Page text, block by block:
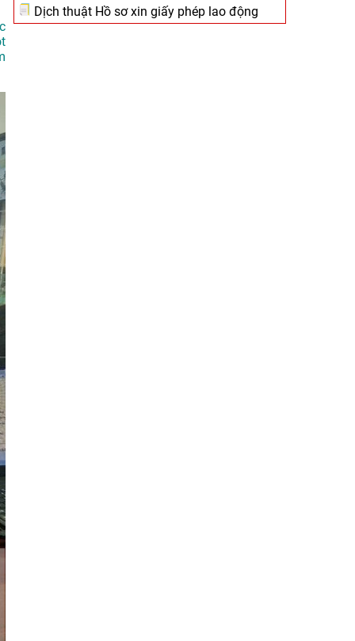
Dịch thuật Hồ sơ xin giấy phép lao động